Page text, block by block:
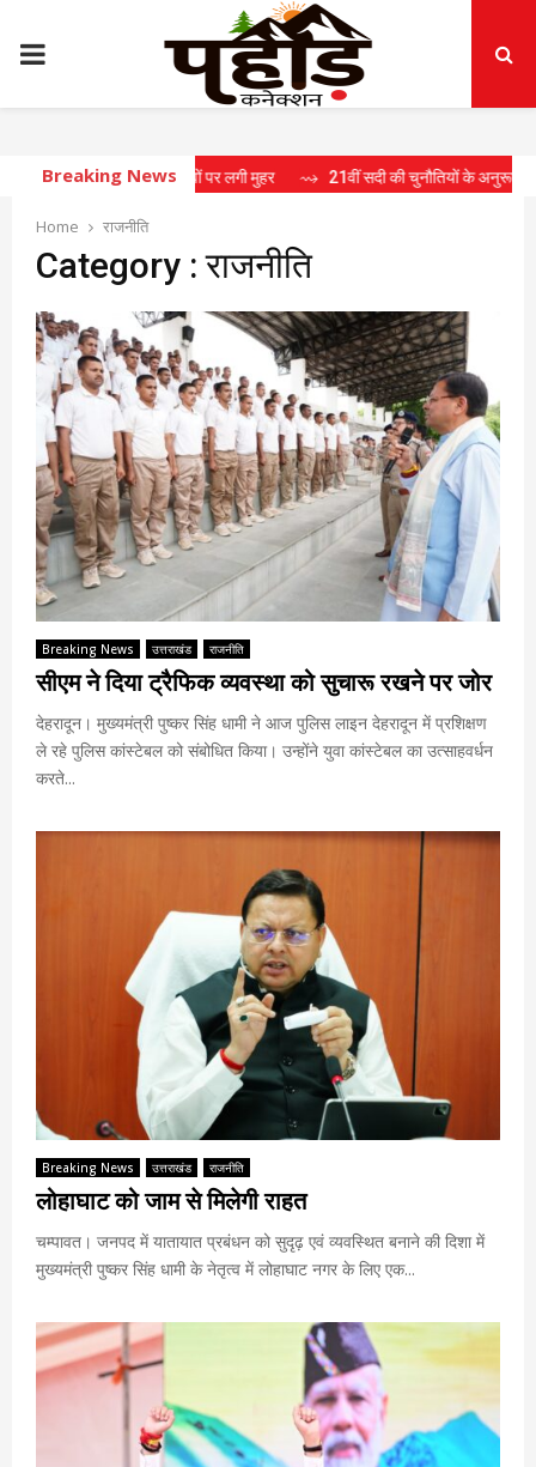
PRIMARY
MENU
Breaking News
15 प्रस्तावों पर लगी मुहर ⇝ 21वीं सदी की चुनौतियों के अनुरूप राष्ट्र निर्माण के लिए
Home राजनीति
Category : राजनीति
Breaking News उत्तराखंड राजनीति
सीएम ने दिया ट्रैफिक व्यवस्था को सुचारू रखने पर जोर
देहरादून। मुख्यमंत्री पुष्कर सिंह धामी ने आज पुलिस लाइन देहरादून में प्रशिक्षण
ले रहे पुलिस कांस्टेबल को संबोधित किया। उन्होंने युवा कांस्टेबल का उत्साहवर्धन
करते...
Breaking News उत्तराखंड राजनीति
लोहाघाट को जाम से मिलेगी राहत
चम्पावत। जनपद में यातायात प्रबंधन को सुदृढ़ एवं व्यवस्थित बनाने की दिशा में
मुख्यमंत्री पुष्कर सिंह धामी के नेतृत्व में लोहाघाट नगर के लिए एक...